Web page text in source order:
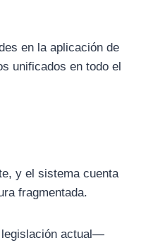
en la aplicación de
unificados en todo el
y el sistema cuenta
fragmentada.
legislación actual—